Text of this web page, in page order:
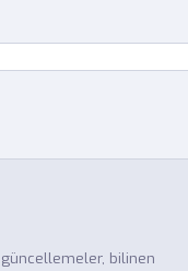
güncellemeler, bilinen